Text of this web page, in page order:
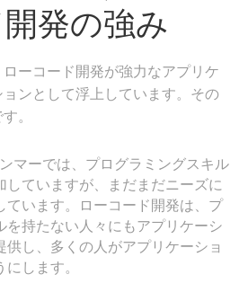
発の強み
ーコード開発が強力なアプリケ
ンとして浮上しています。その
。
マーでは、プログラミングスキル
していますが、まだまだニーズに
ています。ローコード開発は、プ
を持たない人々にもアプリケーシ
供し、多くの人がアプリケーショ
します。